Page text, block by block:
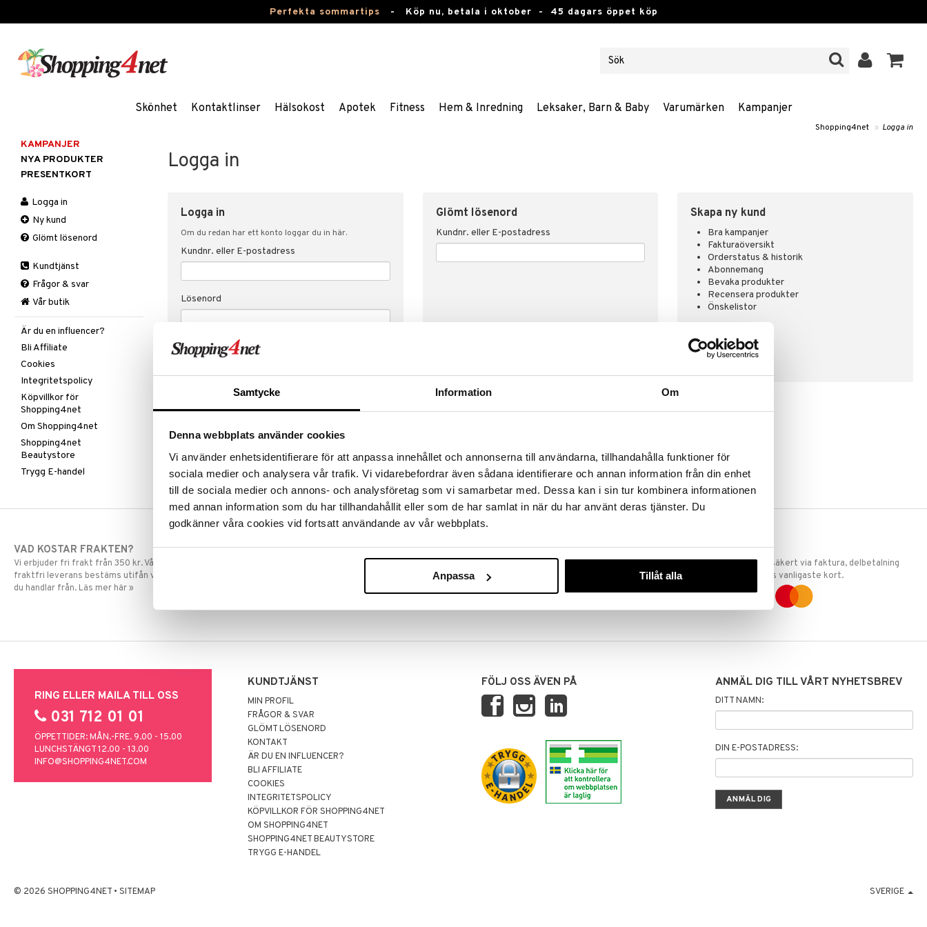
Samtycke Information Om
Denna webbplats använder cookies
Vi använder enhetsidentifierare för att anpassa innehållet och annonserna till användarna, tillhandahålla funktioner för
sociala medier och analysera vår trafik. Vi vidarebefordrar även sådana identifierare och annan information från din enhet
till de sociala medier och annons- och analysföretag som vi samarbetar med. Dessa kan i sin tur kombinera informationen
med annan information som du har tillhandahållit eller som de har samlat in när du har använt deras tjänster. Du
godkänner våra cookies vid fortsatt användande av vår webbplats.
Anpassa Tillåt alla
Perfekta sommartips - Köp nu, betala i oktober - 45 dagars öppet köp
Skönhet Kontaktlinser Hälsokost Apotek Fitness Hem & Inredning Leksaker, Barn & Baby Varumärken Kampanjer
Shopping4net » Logga in
Logga in
Logga in
Om du redan har ett konto loggar du in här.
Kundnr. eller E-postadress
Lösenord
Glömt lösenord
Kundnr. eller E-postadress
Skapa ny kund
Bra kampanjer
Fakturaöversikt
Orderstatus & historik
Abonnemang
Bevaka produkter
Recensera produkter
Önskelistor
SKAPA KUND
KAMPANJER
NYA PRODUKTER
PRESENTKORT
Logga in
Ny kund
Glömt lösenord
Kundtjänst
Frågor & svar
Vår butik
Är du en influencer?
Bli Affiliate
Cookies
Integritetspolicy
Köpvillkor för
Shopping4net
Om Shopping4net
Shopping4net
Beautystore
Trygg E-handel
VAD KOSTAR FRAKTEN?
Vi erbjuder fri frakt från 350 kr. Vår gräns för
fraktfri leverans bestäms utifån vilken avdelning
du handlar från. Läs mer här »
SNABBA LEVERANSER
Beställningar lagda före 14:00 (gäller varor i lager)
GODKÄND AV LÄKEMEDELSVERKET
EU-logotypen är symbolen som visar att vi är
godkända av Läkemedelsverket gällande
TRYGGA KÖP
Handla tryggt & säkert via faktura, delbetalning
eller marknadens vanligaste kort.
RING ELLER MAILA TILL OSS
031 712 01 01
ÖPPETTIDER: MÅN.-FRE. 9.00 - 15.00
LUNCHSTÄNGT 12.00 - 13.00
INFO@SHOPPING4NET.COM
KUNDTJÄNST
MIN PROFIL
FRÅGOR & SVAR
GLÖMT LÖSENORD
KONTAKT
ÄR DU EN INFLUENCER?
BLI AFFILIATE
COOKIES
INTEGRITETSPOLICY
KÖPVILLKOR FÖR SHOPPING4NET
OM SHOPPING4NET
SHOPPING4NET BEAUTYSTORE
TRYGG E-HANDEL
FÖLJ OSS ÄVEN PÅ ANMÄL DIG TILL VÅRT NYHETSBREV
DITT NAMN:
DIN E-POSTADRESS:
© 2026 SHOPPING4NET • SITEMAP SVERIGE